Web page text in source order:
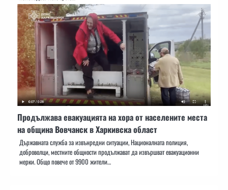
Продължава евакуацията на хора от населените места
на община Вовчанск в Харкивска област
Държавната служба за извънредни ситуации, Националната полиция,
доброволци, местните общности продължават да извършват евакуационни
мерки. Общо повече от 9900 жители…